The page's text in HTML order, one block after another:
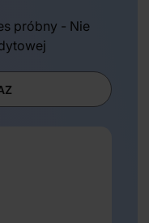
próbny - Nie